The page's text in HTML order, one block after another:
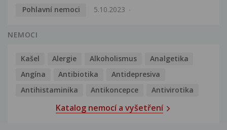
Pohlavní nemoci
5.10.2023
NEMOCI
Kašel Alergie Alkoholismus
Analgetika
Angína
Antibiotika
Antidepresiva
Antihistaminika
Antikoncepce Antivirotika
Katalog nemocí a vyšetření